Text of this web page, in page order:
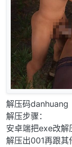
解压码danhuang
解压步骤：
安卓端把exe改解
解压出001再跟其